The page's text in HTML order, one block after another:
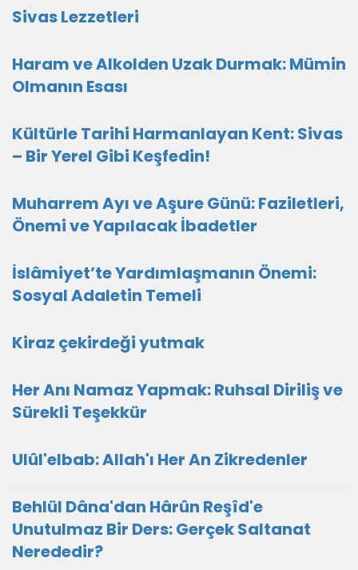
Sivas Lezzetleri
Haram ve Alkolden Uzak Durmak: Mümin
Olmanın Esası
Kültürle Tarihi Harmanlayan Kent: Sivas
– Bir Yerel Gibi Keşfedin!
Muharrem Ayı ve Aşure Günü: Faziletleri,
Önemi ve Yapılacak İbadetler
İslâmiyet’te Yardımlaşmanın Önemi:
Sosyal Adaletin Temeli
Kiraz çekirdeği yutmak
Her Anı Namaz Yapmak: Ruhsal Diriliş ve
Sürekli Teşekkür
Ulûl'elbab: Allah'ı Her An Zikredenler
Behlül Dâna'dan Hârûn Reşîd'e
Unutulmaz Bir Ders: Gerçek Saltanat
Nerededir?